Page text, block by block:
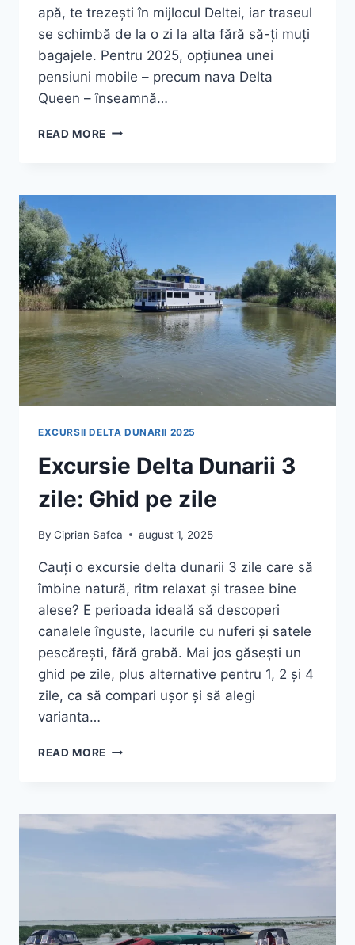
apă, te trezești în mijlocul Deltei, iar traseul
se schimbă de la o zi la alta fără să-ți muți
bagajele. Pentru 2025, opțiunea unei
pensiuni mobile – precum nava Delta
Queen – înseamnă…
READ MORE HOTEL
COMPLET
EXCURSII DELTA DUNARII 2025
Excursie Delta Dunarii 3
zile: Ghid pe zile
By Ciprian Safca august 1, 2025
Cauți o excursie delta dunarii 3 zile care să
îmbine natură, ritm relaxat și trasee bine
alese? E perioada ideală să descoperi
canalele înguste, lacurile cu nuferi și satele
pescărești, fără grabă. Mai jos găsești un
ghid pe zile, plus alternative pentru 1, 2 și 4
zile, ca să compari ușor și să alegi
varianta…
READ MORE EXCURSIE
ZILE:
GHID